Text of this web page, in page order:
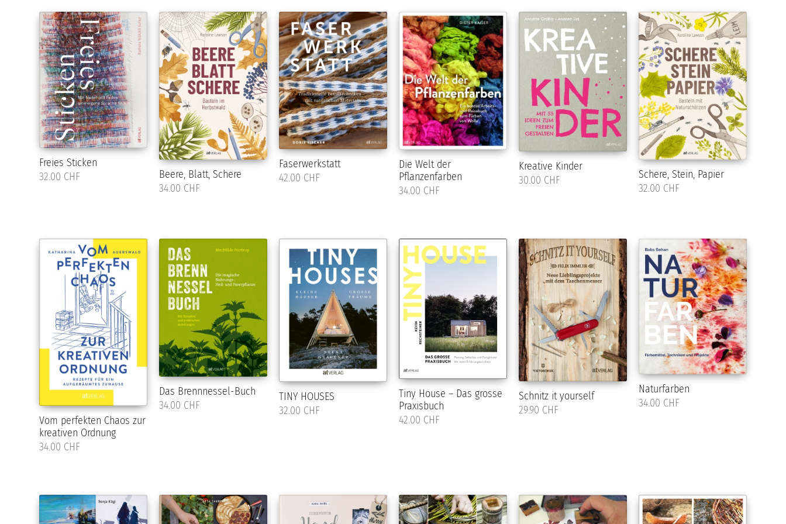
Freies Sticken
32.00 CHF
Beere, Blatt, Schere
34.00 CHF
Faserwerkstatt
42.00 CHF
Die Welt der
Pflanzenfarben
34.00 CHF
Kreative Kinder
30.00 CHF
Schere, Stein, Papier
32.00 CHF
Vom perfekten Chaos zur
kreativen Ordnung
34.00 CHF
Das Brennnessel-Buch
34.00 CHF
TINY HOUSES
32.00 CHF
Tiny House – Das grosse
Praxisbuch
42.00 CHF
Schnitz it yourself
29.90 CHF
Naturfarben
34.00 CHF